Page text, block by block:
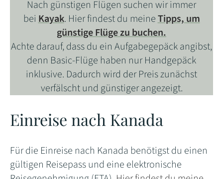
Nach günstigen Flügen suchen wir immer
bei Kayak. Hier findest du meineTipps, um
günstige Flüge zu buchen.
Achte darauf, dass du ein Aufgabegepäck angibst,
denn Basic-Flüge haben nur Handgepäck
inklusive. Dadurch wird der Preis zunächst
verfälscht und günstiger angezeigt.
Einreise nach Kanada
Für die Einreise nach Kanada benötigst du einen
gültigen Reisepass und eine elektronische